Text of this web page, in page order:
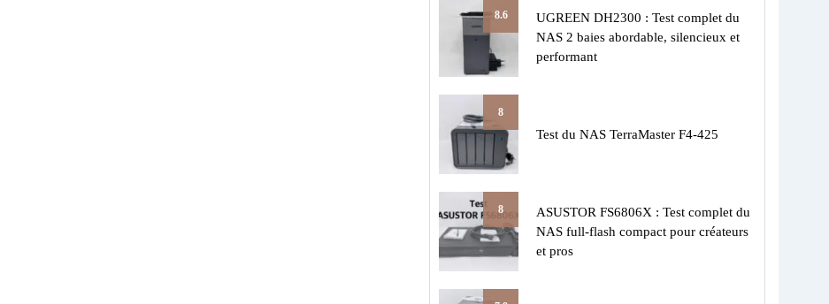
8.6
UGREEN DH2300 : Test complet du
NAS 2 baies abordable, silencieux et
performant
8
Test du NAS TerraMaster F4-425
8
ASUSTOR FS6806X : Test complet du
NAS full-flash compact pour créateurs
et pros